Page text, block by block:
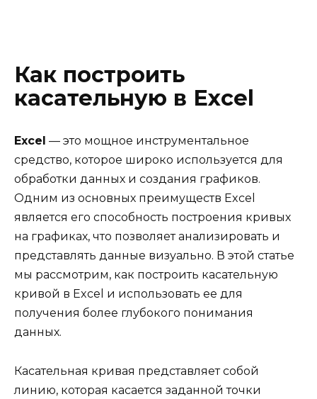
Как построить
касательную в Excel
Excel — это мощное инструментальное
средство, которое широко используется для
обработки данных и создания графиков.
Одним из основных преимуществ Excel
является его способность построения кривых
на графиках, что позволяет анализировать и
представлять данные визуально. В этой статье
мы рассмотрим, как построить касательную
кривой в Excel и использовать ее для
получения более глубокого понимания
данных.
Касательная кривая представляет собой
линию, которая касается заданной точки